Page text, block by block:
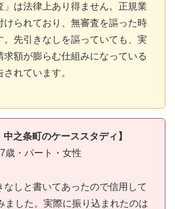
」は法律上あり得ません。正規業
けられており、無審査を謳った時
。先引きなしを謳っていても、実
求額が膨らむ仕組みになっている
れています。
之条町のケーススタディ】
歳・パート・女性
なしと書いてあったので信用して
ました。実際に振り込まれたのは